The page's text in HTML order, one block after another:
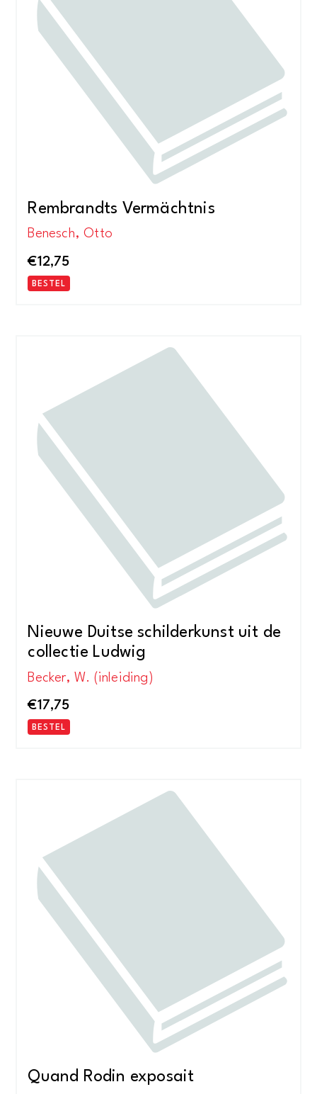
Rembrandts Vermächtnis
Benesch, Otto
€12,75
BESTEL
Nieuwe Duitse schilderkunst uit de
collectie Ludwig
Becker, W. (inleiding)
€17,75
BESTEL
Quand Rodin exposait